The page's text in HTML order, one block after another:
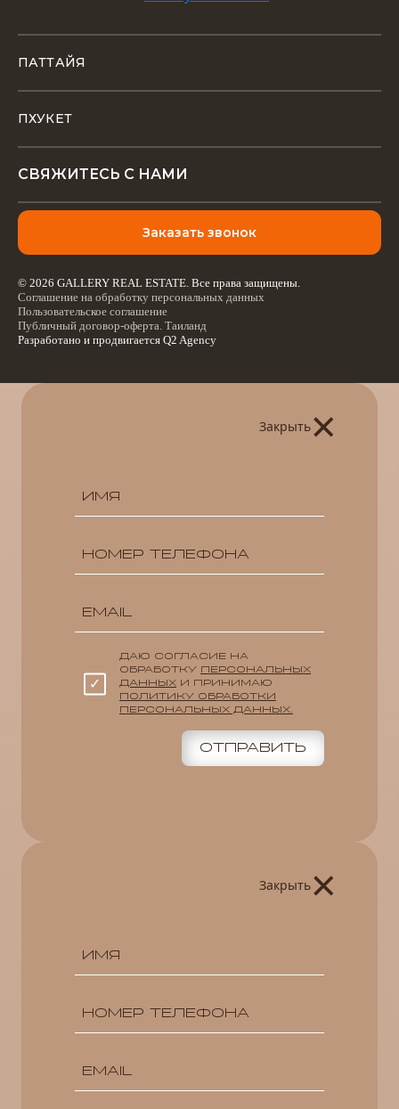
ПАТТАЙЯ
ПХУКЕТ
СВЯЖИТЕСЬ С НАМИ
Заказать звонок
© 2026 GALLERY REAL ESTATE. Все права защищены.
Соглашение на обработку персональных данных
Пользовательское соглашение
Публичный договор-оферта. Таиланд
Разработано и продвигается Q2 Agency
Закрыть×
ДАЮ СОГЛАСИЕ НА
ОБРАБОТКУ ПЕРСОНАЛЬНЫХ
ДАННЫХ И ПРИНИМАЮ
ПОЛИТИКУ ОБРАБОТКИ
ПЕРСОНАЛЬНЫХ ДАННЫХ.
ОТПРАВИТЬ
Закрыть×